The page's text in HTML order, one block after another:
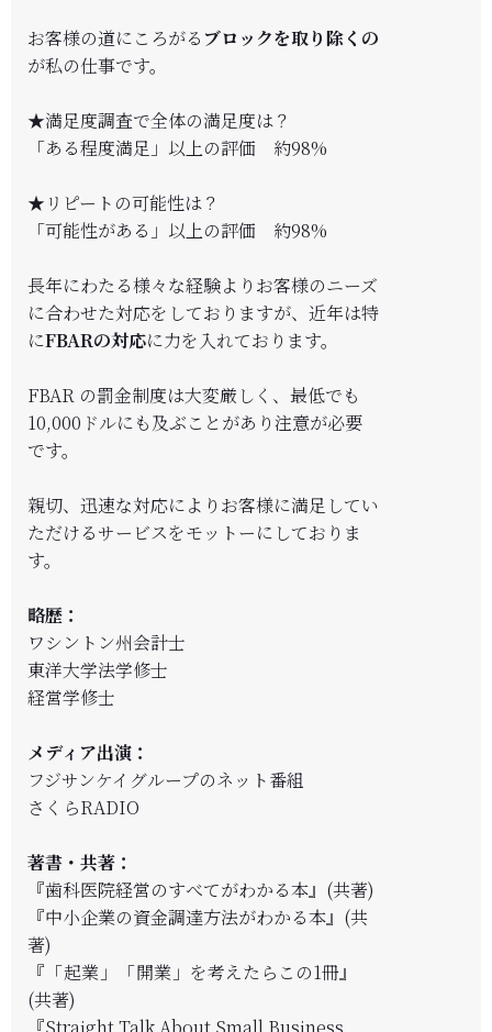
お客様の道にころがる ブロックを取り除く の
が私の仕事です。
★満足度調査で全体の満足度は？
「ある程度満足」以上の評価 約98%
★リピートの可能性は？
「可能性がある」以上の評価 約98%
長年にわたる様々な経験よりお客様のニーズ
に合わせた対応をしておりますが、近年は特
にFBARの対応に力を入れております。
FBAR の罰金制度は大変厳しく、最低でも
10,000ドルにも及ぶことがあり注意が必要
です。
親切、迅速な対応によりお客様に満足してい
ただけるサービスをモットーにしておりま
す。
略歴：
ワシントン州会計士
東洋大学法学修士
経営学修士
メディア出演：
フジサンケイグループのネット番組
さくらRADIO
著書・共著：
『歯科医院経営のすべてがわかる本』(共著)
『中小企業の資金調達方法がわかる本』(共
著)
『 「起業」「開業」 を考えたらこの1冊』
(共著)
『Straight Talk About Small Business